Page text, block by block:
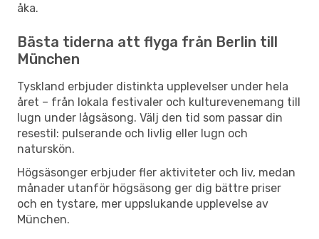
åka.
Bästa tiderna att flyga från Berlin till
München
Tyskland erbjuder distinkta upplevelser under hela
året – från lokala festivaler och kulturevenemang till
lugn under lågsäsong. Välj den tid som passar din
resestil: pulserande och livlig eller lugn och
naturskön.
Högsäsonger erbjuder fler aktiviteter och liv, medan
månader utanför högsäsong ger dig bättre priser
och en tystare, mer uppslukande upplevelse av
München.